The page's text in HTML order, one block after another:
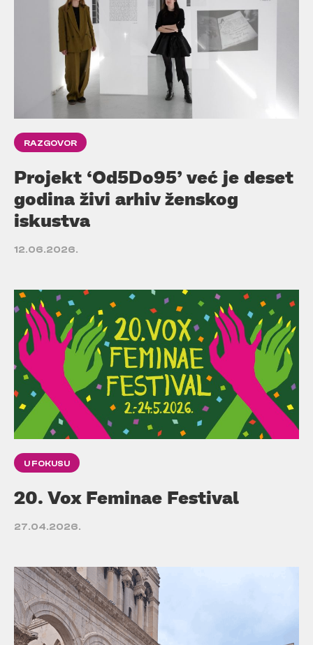
RAZGOVOR
Projekt ‘Od5Do95’ već je deset
godina živi arhiv ženskog
iskustva
12.06.2026.
U FOKUSU
20. Vox Feminae Festival
27.04.2026.